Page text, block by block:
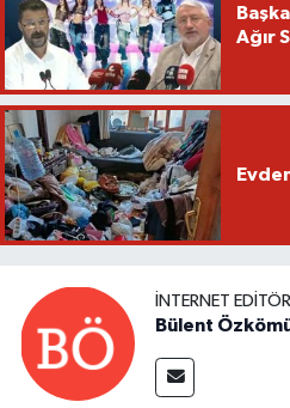
Ağır
İNTERNET
Bülent